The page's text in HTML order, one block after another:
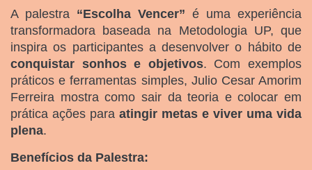
A palestra “Escolha Vencer” é uma experiência
transformadora baseada na Metodologia UP, que
inspira os participantes a desenvolver o hábito de
conquistar sonhos e objetivos. Com exemplos
práticos e ferramentas simples, Julio Cesar Amorim
Ferreira mostra como sair da teoria e colocar em
prática ações para atingir metas e viver uma vida
plena.
Benefícios da Palestra: